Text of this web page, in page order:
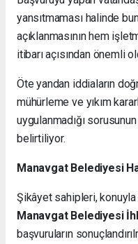
yansıtmaması halinde
açıklanmasının hem
itibarı açısından önemli
Öte yandan iddiaların
mühürleme ve yıkım
uygulanmadığı
belirtiliyor.
Manavgat Belediyesi
Şikâyet sahipleri,
Manavgat Belediyesi
başvuruların